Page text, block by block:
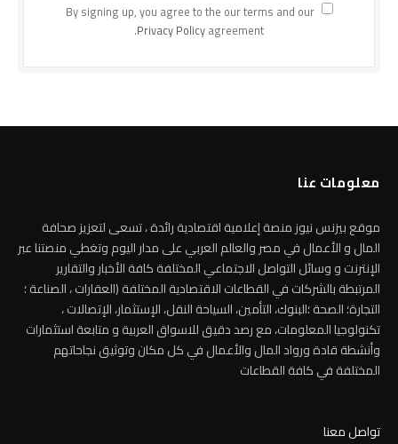
By signing up, you agree to the our terms and our
Privacy Policyagreement.
معلومات عنا
موقع بيزنس نيوز منصة إعلامية اقتصادية رائدة ، تسعى لتعزيز صحافة
المال و الأعمال في مصر والعالم العربي على مدار اليوم وتغطي منصتنا عبر
الإنترنت و وسائل التواصل الاجتماعي المختلفة كافة الأخبار والتقارير
المرتبطة بالشركات في القطاعات الاقتصادية المختلفة (العقارات ، الصناعة ؛
التجارة؛ الصحة ؛البنوك، التأمين، السياحة النقل، الإستثمار، الإتصالات ،
تكنولوجيا المعلومات، مع رصد دقيق للاسواق العربية و متابعة استثمارات
وأنشطة قادة ورواد المال والأعمال في كل مكان وتوثيق نجاحاتهم
المختلفة في كافة القطاعات
تواصل معنا